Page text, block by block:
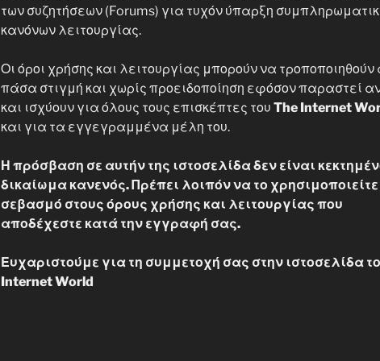
των συζητήσεων (Forums) για τυχόν ύπαρξη
κανόνων λειτουργίας.
Οι όροι χρήσης και λειτουργίας μπορούν να τροποποιηθούν
πάσα στιγμή και χωρίς προειδοποίηση εφόσον παραστεί
και ισχύουν για όλους τους επισκέπτες του The Internet
και για τα εγγεγραμμένα μέλη του.
Η πρόσβαση σε αυτήν της ιστοσελίδα δεν είναι
δικαίωμα κανενός. Πρέπει λοιπόν να το
σεβασμό στους όρους χρήσης και λειτουργίας που
αποδέχεστε κατά την εγγραφή σας.
Ευχαριστούμε για τη συμμετοχή σας στην ιστοσελίδα
Internet World